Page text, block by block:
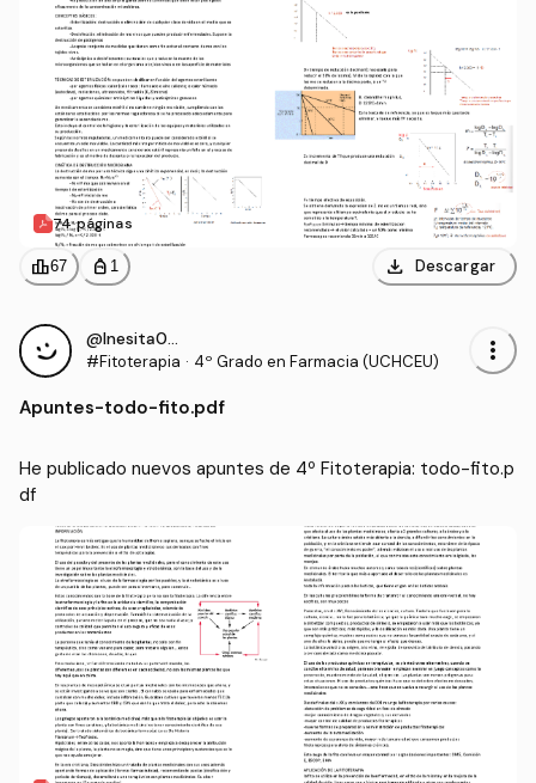
74 páginas
leaderboard67 personal_bag 1 download Descargar
@Inesita010
#Fitoterapia · 4º Grado en Farmacia (UCHCEU) more_vert
Apuntes-todo-fito.pdf
He publicado nuevos apuntes de 4º Fitoterapia: todo-fito.p
df